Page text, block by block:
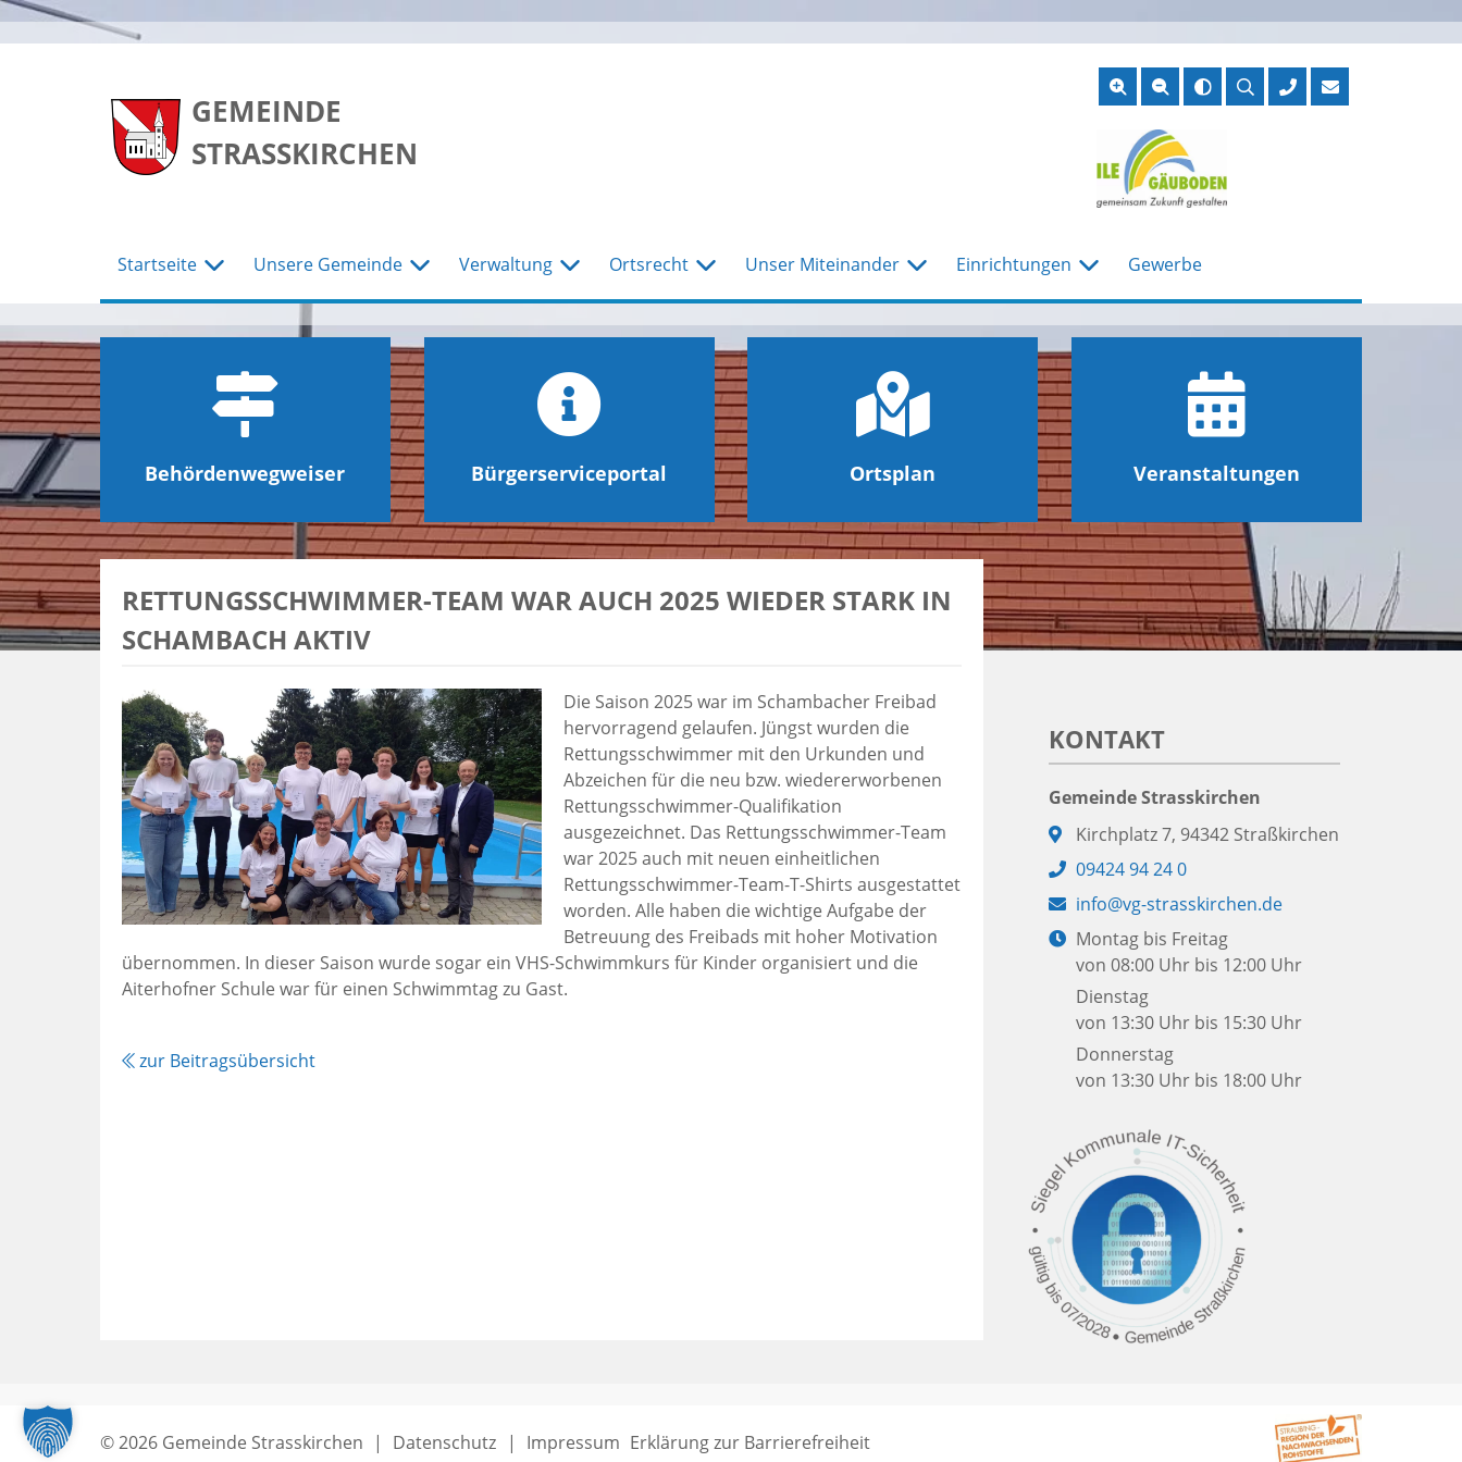
GEMEINDE
STRASSKIRCHEN
Suche
Startseite Unsere Gemeinde Verwaltung Ortsrecht Unser Miteinander Einrichtungen Gewerbe
Behördenwegweiser Bürgerserviceportal Ortsplan Veranstaltungen
RETTUNGSSCHWIMMER-TEAM WAR AUCH 2025 WIEDER STARK IN
SCHAMBACH AKTIV
Die Saison 2025 war im Schambacher Freibad
hervorragend gelaufen. Jüngst wurden die
Rettungsschwimmer mit den Urkunden und
Abzeichen für die neu bzw. wiedererworbenen
Rettungsschwimmer-Qualifikation
ausgezeichnet. Das Rettungsschwimmer-Team
war 2025 auch mit neuen einheitlichen
Rettungsschwimmer-Team-T-Shirts ausgestattet
worden. Alle haben die wichtige Aufgabe der
Betreuung des Freibads mit hoher Motivation
übernommen. In dieser Saison wurde sogar ein VHS-Schwimmkurs für Kinder organisiert und die
Aiterhofner Schule war für einen Schwimmtag zu Gast.
zur Beitragsübersicht
KONTAKT
Gemeinde Strasskirchen
Adresse:
Kirchplatz 7, 94342 Straßkirchen
Telefon:
09424 94 24 0
E-
Mail:
info@vg-strasskirchen.de
Öffnungszeiten:
Montag bis Freitag
von 08:00 Uhr bis 12:00 Uhr
Dienstag
von 13:30 Uhr bis 15:30 Uhr
Donnerstag
von 13:30 Uhr bis 18:00 Uhr
© 2026 Gemeinde Strasskirchen | Datenschutz Impressum Erklärung zur Barrierefreiheit